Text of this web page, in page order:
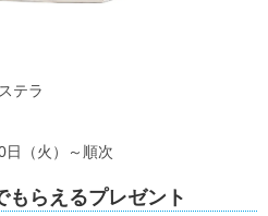
テラ
日（火）～順次
もらえるプレゼント